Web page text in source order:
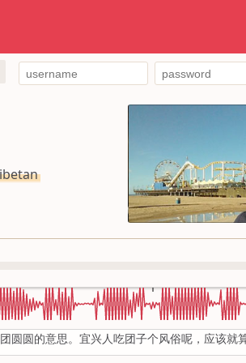
圆圆的意思。宜兴人吃团子个风俗呢，应该就